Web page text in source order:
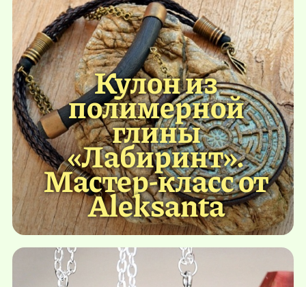
Кулон из
полимерной
глины
«Лабиринт».
Мастер-класс от
Aleksanta